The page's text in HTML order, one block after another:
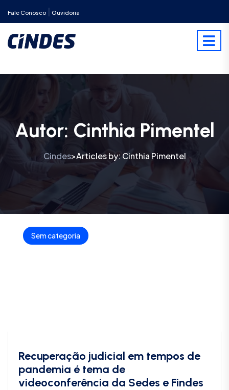
Fale Conosco Ouvidoria
Autor: Cinthia Pimentel
Cindes>Articles by: Cinthia Pimentel
Sem categoria
Recuperação judicial em tempos de
pandemia é tema de
videoconferência da Sedes e Findes